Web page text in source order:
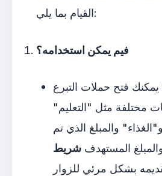
القيام بما يلي:
فيم يمكن استخدامه؟
يمكنك فتح حملات التبرع
مختلفة مثل "التعليم"
والمبلغ الذي تم
المستهدفشريط